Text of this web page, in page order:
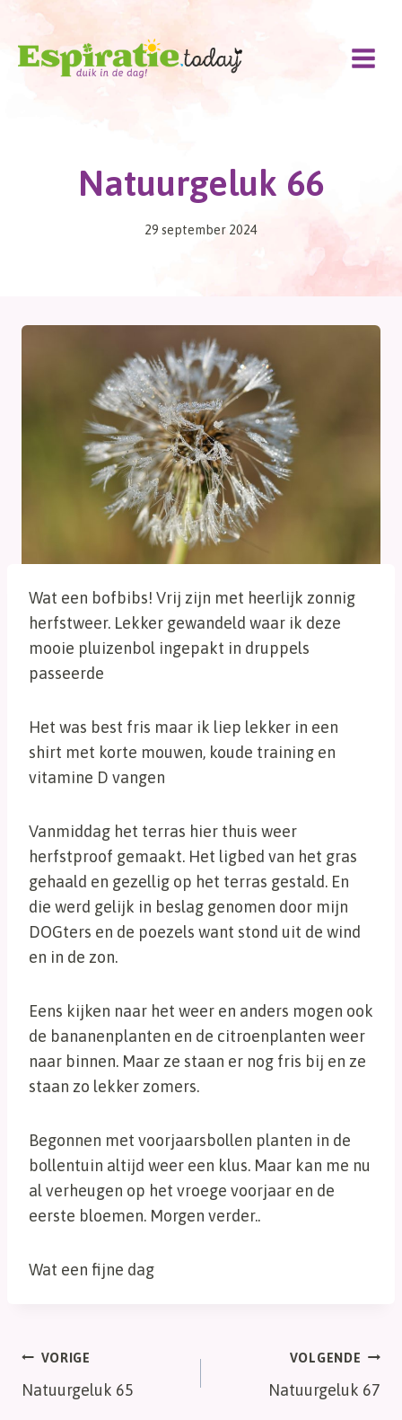
Doorgaan
inhoud
Natuurgeluk 66
29 september 2024
Wat een bofbibs! Vrij zijn met heerlijk zonnig
herfstweer. Lekker gewandeld waar ik deze
mooie pluizenbol ingepakt in druppels
passeerde
Het was best fris maar ik liep lekker in een
shirt met korte mouwen, koude training en
vitamine D vangen
Vanmiddag het terras hier thuis weer
herfstproof gemaakt. Het ligbed van het gras
gehaald en gezellig op het terras gestald. En
die werd gelijk in beslag genomen door mijn
DOGters en de poezels want stond uit de wind
en in de zon.
Eens kijken naar het weer en anders mogen ook
de bananenplanten en de citroenplanten weer
naar binnen. Maar ze staan er nog fris bij en ze
staan zo lekker zomers.
Begonnen met voorjaarsbollen planten in de
bollentuin altijd weer een klus. Maar kan me nu
al verheugen op het vroege voorjaar en de
eerste bloemen. Morgen verder..
Wat een fijne dag
Bericht
navigatie
VORIGE
Natuurgeluk 65
VOLGENDE
Natuurgeluk 67